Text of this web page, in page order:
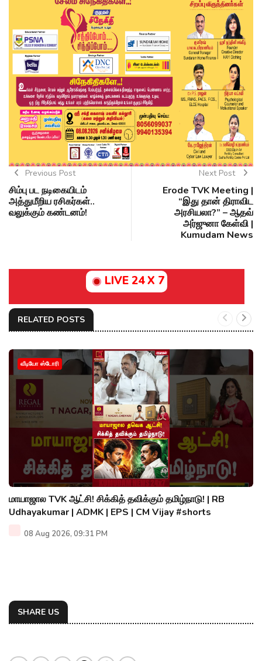
Previous Post
சிம்பு பட நடிகையிடம்
அத்துமீறிய ரசிகர்கள்..
வலுக்கும் கண்டனம்!
Next Post
Erode TVK Meeting |
“இது தான் திராவிட
அரசியலா?” – ஆதவ்
அர்ஜுனா கேள்வி |
Kumudam News
LIVE 24 X 7
RELATED POSTS
வீடியோ ஸ்டோரி
மாயாஜால TVK ஆட்சி! சிக்கித் தவிக்கும் தமிழ்நாடு! | RB
Udhayakumar | ADMK | EPS | CM Vijay #shorts
08 Aug 2026, 09:31 PM
SHARE US